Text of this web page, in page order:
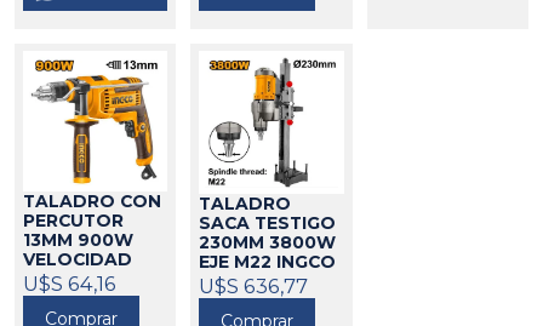
TALADRO CON
PERCUTOR
13MM 900W
VELOCIDAD
VARIABLE
INGCO424661
U$S 64,16
Comprar
TALADRO
SACA TESTIGO
230MM 3800W
EJE M22 INGCO
424166
U$S 636,77
Comprar